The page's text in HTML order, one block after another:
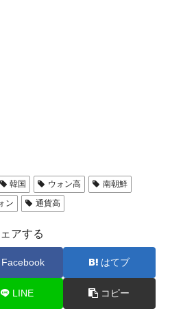
韓国 ウォン高
南朝鮮
ン 通貨高
アする
Facebook はてブ
LINE コピー